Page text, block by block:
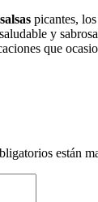
salsas picantes, los
y
que
están